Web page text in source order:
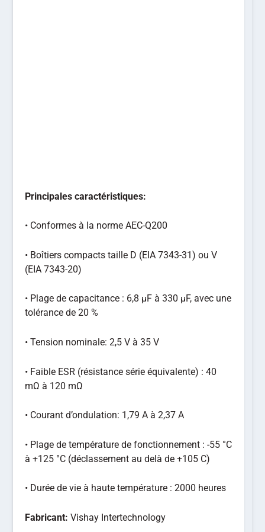
Principales caractéristiques:
• Conformes à la norme AEC-Q200
• Boîtiers compacts taille D (EIA 7343-31) ou V
(EIA 7343-20)
• Plage de capacitance : 6,8 µF à 330 µF, avec une
tolérance de 20 %
• Tension nominale: 2,5 V à 35 V
• Faible ESR (résistance série équivalente) : 40
mΩ à 120 mΩ
• Courant d’ondulation: 1,79 A à 2,37 A
• Plage de température de fonctionnement : -55 °C
à +125 °C (déclassement au delà de +105 C)
• Durée de vie à haute température : 2000 heures
Fabricant:Vishay Intertechnology